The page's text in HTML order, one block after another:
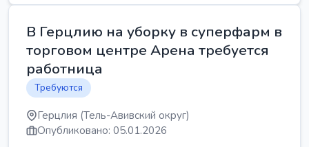
В Герцлию на уборку в суперфарм в
торговом центре Арена требуется
работница
Требуются
Герцлия (Тель-Авивский округ)
Опубликовано: 05.01.2026